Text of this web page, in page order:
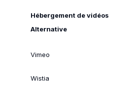
Hébergement de vidéos
Alternative
Vimeo
Wistia